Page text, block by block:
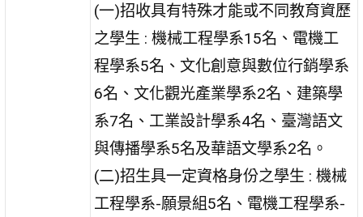
(一)招收具有特殊才能或不同教育資歷
之學生 : 機械工程學系15名、電機工
程學系5名、文化創意與數位行銷學系
6名、文化觀光產業學系2名、建築學
系7名、工業設計學系4名、臺灣語文
與傳播學系5名及華語文學系2名。
(二)招生具一定資格身份之學生 : 機械
工程學系-願景組5名、電機工程學系-